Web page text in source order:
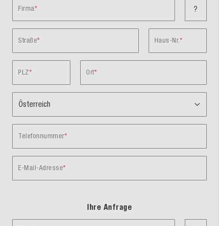
Firma ?
Straße Haus-Nr.
PLZ Ort
Telefonnummer
E-Mail-Adresse
Ihre Anfrage